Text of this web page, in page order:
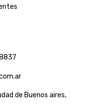
de Buenos aires,